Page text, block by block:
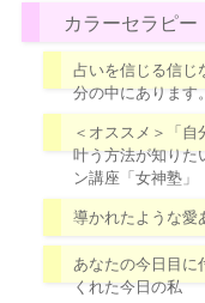
カラーセラピー
占いを信じる信じ
分の中にあります
＜オススメ＞「
叶う方法が知りた
ン講座「女神塾」
導かれたような愛
あなたの今日目に
くれた今日の私